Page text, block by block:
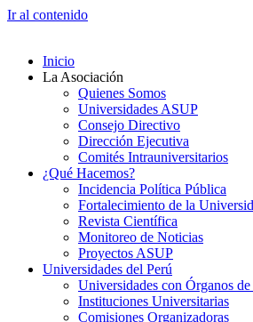
Ir al contenido
Inicio
La Asociación
Quienes Somos
Universidades ASUP
Consejo Directivo
Dirección Ejecutiva
Comités Intrauniversitarios
¿Qué Hacemos?
Incidencia Política Pública
Fortalecimiento de la
Revista Científica
Monitoreo de Noticias
Proyectos ASUP
Universidades del Perú
Universidades con Órganos
Instituciones Universitarias
Comisiones Organizadoras